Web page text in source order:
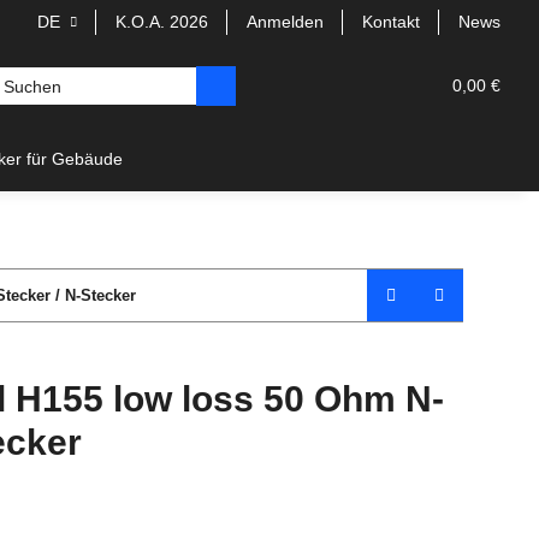
DE K.O.A. 2026 Anmelden Kontakt News
0,00 €
für Gebäude
/ N-Stecker
H155 low loss 50 Ohm N-